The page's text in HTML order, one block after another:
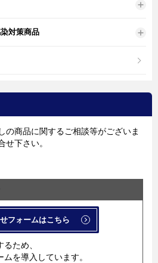
対策商品
の商品に関するご相談等がございま
せ下さい。
フォームはこちら
ため、
を導入しています。